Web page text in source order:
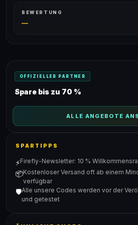
BEWERTUNG
—
OFFIZIELLER PARTNER
Spare bis zu 70 %
ALLE ANGEBOTE
SPARTIPPS
⚡Firefly-Newsletter: 10 %
📦Kostenloser Versand oft ab einem
verfügbar
🛡️Alle unsere Codes werden vor der
und getestet